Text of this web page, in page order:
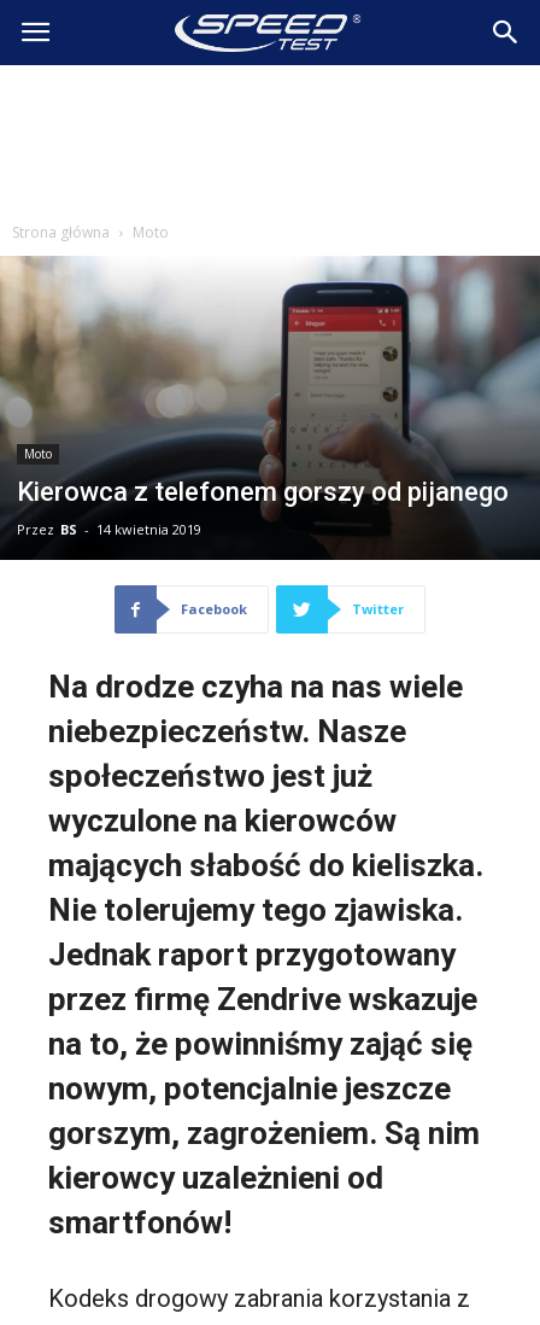
SpeedTest.pl
Strona główna Moto
Moto
Kierowca z telefonem gorszy od pijanego
Przez BS - 14 kwietnia 2019
Facebook Twitter
Na drodze czyha na nas wiele
niebezpieczeństw. Nasze
społeczeństwo jest już
wyczulone na kierowców
mających słabość do kieliszka.
Nie tolerujemy tego zjawiska.
Jednak raport przygotowany
przez firmę Zendrive wskazuje
na to, że powinniśmy zająć się
nowym, potencjalnie jeszcze
gorszym, zagrożeniem. Są nim
kierowcy uzależnieni od
smartfonów!
Kodeks drogowy zabrania korzystania z